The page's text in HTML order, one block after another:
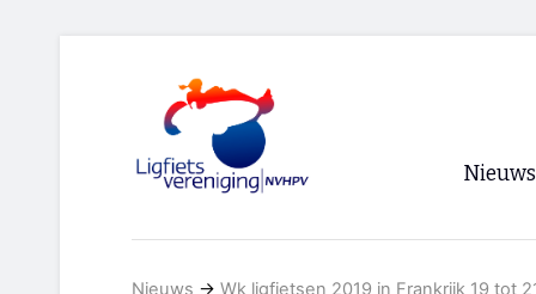
Nieuws